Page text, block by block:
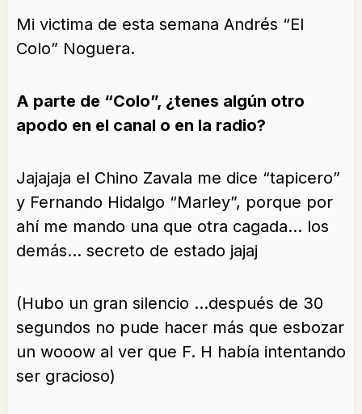
Mi victima de esta semana Andrés “El
Colo” Noguera.
A parte de “Colo”, ¿tenes algún otro
apodo en el canal o en la radio?
Jajajaja el Chino Zavala me dice “tapicero”
y Fernando Hidalgo “Marley”, porque por
ahí me mando una que otra cagada… los
demás… secreto de estado jajaj
(Hubo un gran silencio …después de 30
segundos no pude hacer más que esbozar
un wooow al ver que F. H había intentando
ser gracioso)